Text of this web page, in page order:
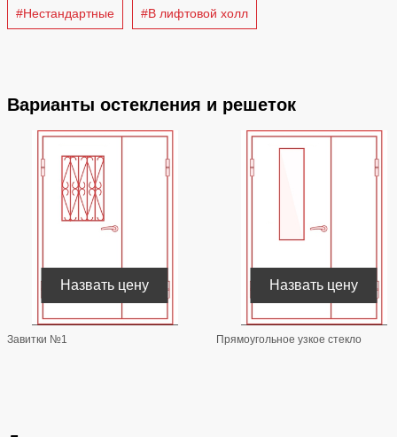
#Нестандартные #В лифтовой холл
Варианты остекления и решеток
Завитки №1
Назвать цену
Прямоугольное узкое стекло
Назвать цену